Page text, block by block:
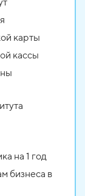
карты
кассы
на 1 год
бизнеса в